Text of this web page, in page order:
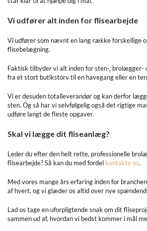
Vi udfører alt inden for flisearbejde
Vi udfører som nævnt en lang række forskellige
flisebelægning.
Faktisk tilbyder vi alt inden for sten-, brolægger-
fra et stort butikstorv til en havegang eller en
Vi er desuden totalleverandør og kan derfor
sten. Og så har vi selvfølgelig også det rigtige
udføre langt de fleste opgaver.
Skal vi lægge dit fliseanlæg?
Leder du efter den helt rette, professionelle
flisearbejde? Så kan du med fordel kontakte os.
Med vores mange års erfaring inden for
af hvert, og vi glæder os altid over nye
Lad os tage en uforpligtende snak om dit
sammen ud af, hvordan vi bedst kommer i mål